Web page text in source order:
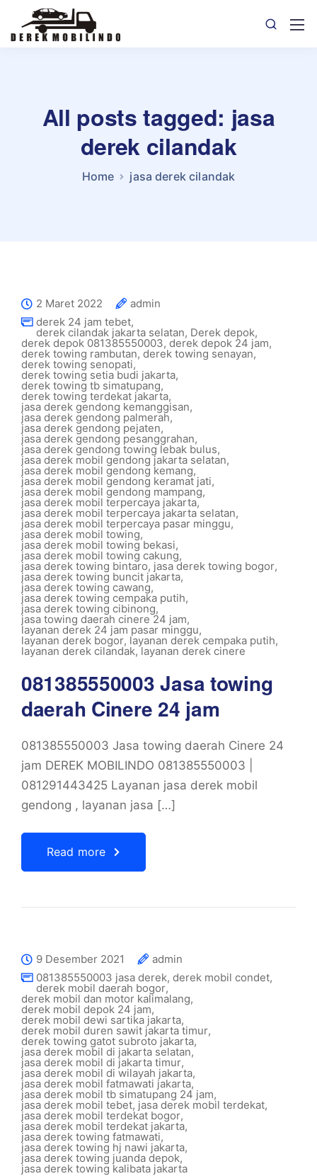
All posts tagged: jasa
derek cilandak
Home jasa derek cilandak
2 Maret 2022
admin
derek 24 jam tebet,
derek cilandak jakarta selatan, Derek depok,
derek depok 081385550003, derek depok 24 jam,
derek towing rambutan, derek towing senayan,
derek towing senopati,
derek towing setia budi jakarta,
derek towing tb simatupang,
derek towing terdekat jakarta,
jasa derek gendong kemanggisan,
jasa derek gendong palmerah,
jasa derek gendong pejaten,
jasa derek gendong pesanggrahan,
jasa derek gendong towing lebak bulus,
jasa derek mobil gendong jakarta selatan,
jasa derek mobil gendong kemang,
jasa derek mobil gendong keramat jati,
jasa derek mobil gendong mampang,
jasa derek mobil terpercaya jakarta,
jasa derek mobil terpercaya jakarta selatan,
jasa derek mobil terpercaya pasar minggu,
jasa derek mobil towing,
jasa derek mobil towing bekasi,
jasa derek mobil towing cakung,
jasa derek towing bintaro, jasa derek towing bogor,
jasa derek towing buncit jakarta,
jasa derek towing cawang,
jasa derek towing cempaka putih,
jasa derek towing cibinong,
jasa towing daerah cinere 24 jam,
layanan derek 24 jam pasar minggu,
layanan derek bogor, layanan derek cempaka putih,
layanan derek cilandak,layanan derek cinere
081385550003 Jasa towing
daerah Cinere 24 jam
081385550003 Jasa towing daerah Cinere 24
jam DEREK MOBILINDO 081385550003 |
081291443425 Layanan jasa derek mobil
gendong , layanan jasa […]
Read more
9 Desember 2021
admin
081385550003 jasa derek, derek mobil condet,
derek mobil daerah bogor,
derek mobil dan motor kalimalang,
derek mobil depok 24 jam,
derek mobil dewi sartika jakarta,
derek mobil duren sawit jakarta timur,
derek towing gatot subroto jakarta,
jasa derek mobil di jakarta selatan,
jasa derek mobil di jakarta timur,
jasa derek mobil di wilayah jakarta,
jasa derek mobil fatmawati jakarta,
jasa derek mobil tb simatupang 24 jam,
jasa derek mobil tebet, jasa derek mobil terdekat,
jasa derek mobil terdekat bogor,
jasa derek mobil terdekat jakarta,
jasa derek towing fatmawati,
jasa derek towing hj nawi jakarta,
jasa derek towing juanda depok,
jasa derek towing kalibata jakarta